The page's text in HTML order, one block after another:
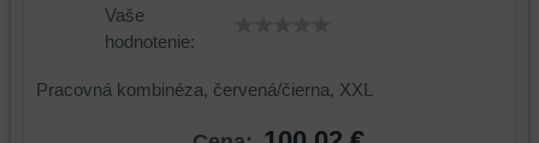
Vaše
hodnotenie:
Pracovná kombinéza, červená/čierna, XXL